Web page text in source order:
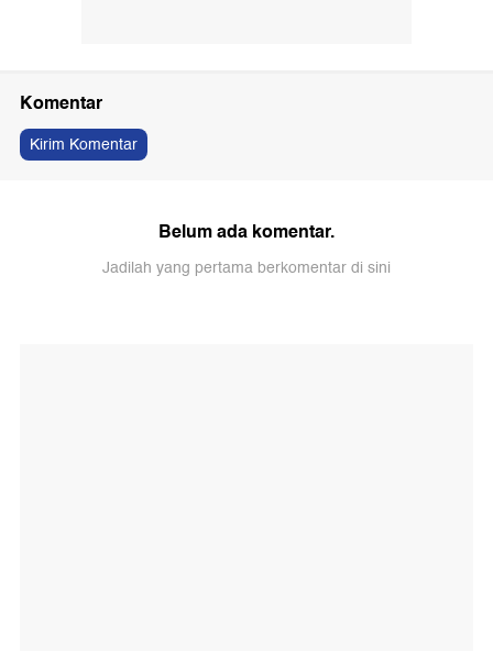
Komentar
Kirim Komentar
Belum ada komentar.
Jadilah yang pertama berkomentar di sini